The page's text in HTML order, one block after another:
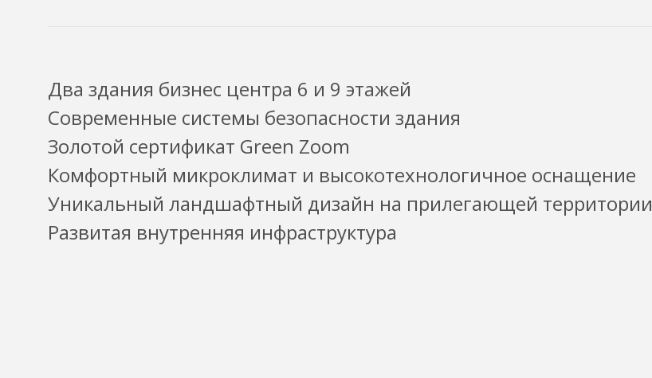
Два здания бизнес центра 6 и 9 этажей
Современные системы безопасности здания
Золотой сертификат Green Zoom
Комфортный микроклимат и высокотехнологичное оснащение
Уникальный ландшафтный дизайн на прилегающей территории
Развитая внутренняя инфраструктура